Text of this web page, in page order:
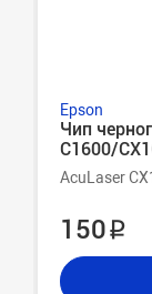
Epson
Чип
C1600/
AcuLaser
150 ₽